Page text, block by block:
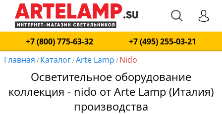
+7 (800) 775-63-32
+7 (495) 255-03-21
Главная / Каталог/Arte Lamp / Nido
Осветительное оборудование
коллекция - nido от Arte Lamp (Италия)
производства